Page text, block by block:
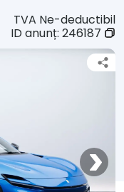
TVA Ne-deductibil
ID anunț: 246187